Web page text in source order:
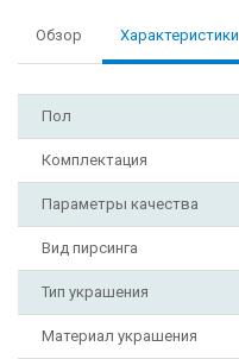
Обзор Характеристики
Пол
Комплектация
Параметры качества
Вид пирсинга
Тип украшения
Материал украшения